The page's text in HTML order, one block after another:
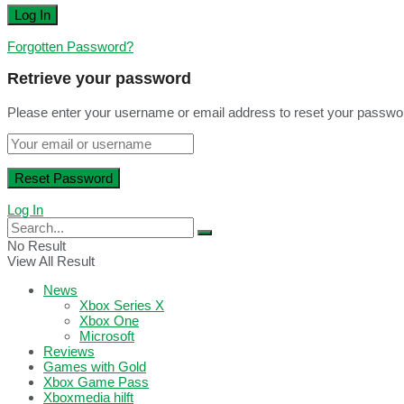
Forgotten Password?
Retrieve your password
Please enter your username or email address to reset your
Log In
No Result
View All Result
News
Xbox Series X
Xbox One
Microsoft
Reviews
Games with Gold
Xbox Game Pass
Xboxmedia hilft